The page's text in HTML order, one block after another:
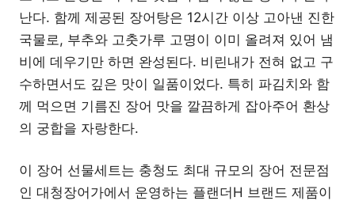
난다. 함께 제공된 장어탕은 12시간 이상 고아낸 진한
국물로, 부추와 고춧가루 고명이 이미 올려져 있어 냄
비에 데우기만 하면 완성된다. 비린내가 전혀 없고 구
수하면서도 깊은 맛이 일품이었다. 특히 파김치와 함
께 먹으면 기름진 장어 맛을 깔끔하게 잡아주어 환상
의 궁합을 자랑한다.
이 장어 선물세트는 충청도 최대 규모의 장어 전문점
인 대청장어가에서 운영하는 플랜더H 브랜드 제품이